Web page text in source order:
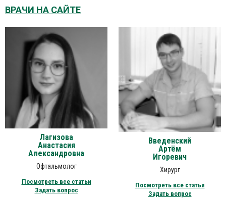
ВРАЧИ НА САЙТЕ
Лагизова
Анастасия
Александровна
Офтальмолог
Посмотреть все статьи
Задать вопрос
Введенский
Артём
Игоревич
Хирург
Посмотреть все статьи
Задать вопрос